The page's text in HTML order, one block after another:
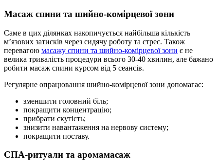
Масаж спини та шийно-комірцевої зони
Саме в цих ділянках накопичується найбільша кількість
м’язових затисків через сидячу роботу та стрес. Також
перевагою масажу спини та шийно-комірцевої зони є не
велика тривалість процедури всього 30-40 хвилин, але бажано
робити масаж спини курсом від 5 сеансів.
Регулярне опрацювання шийно-комірцевої зони допомагає:
зменшити головний біль;
покращити концентрацію;
прибрати скутість;
знизити навантаження на нервову систему;
покращити поставу.
СПА-ритуали та аромамасаж